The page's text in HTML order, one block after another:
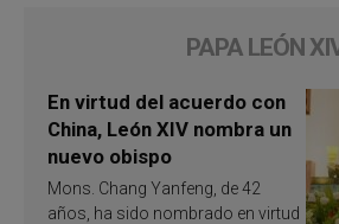
PAPA LEÓN
En virtud del acuerdo con
China, León XIV nombra un
nuevo obispo
Mons. Chang Yanfeng, de 42
años, ha sido nombrado en virtud